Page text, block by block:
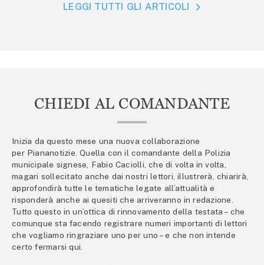
LEGGI TUTTI GLI ARTICOLI
CHIEDI AL COMANDANTE
Inizia da questo mese una nuova collaborazione
per Piananotizie. Quella con il comandante della Polizia
municipale signese, Fabio Caciolli, che di volta in volta,
magari sollecitato anche dai nostri lettori, illustrerà, chiarirà,
approfondirà tutte le tematiche legate all’attualità e
risponderà anche ai quesiti che arriveranno in redazione.
Tutto questo in un’ottica di rinnovamento della testata – che
comunque sta facendo registrare numeri importanti di lettori
che vogliamo ringraziare uno per uno – e che non intende
certo fermarsi qui.